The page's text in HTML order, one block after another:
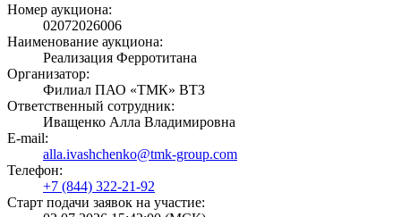
Номер аукциона:
02072026006
Наименование аукциона:
Реализация Ферротитана
Организатор:
Филиал ПАО «ТМК» ВТЗ
Ответственный сотрудник:
Иващенко Алла Владимировна
E-mail:
alla.ivashchenko@tmk-group.com
Телефон:
+7 (844) 322-21-92
Старт подачи заявок на участие: